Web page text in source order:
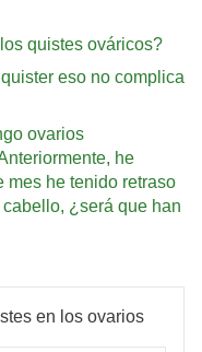
quistes ováricos?
eso no complica
ovarios
he
mes he tenido retraso
¿será que han
en los ovarios